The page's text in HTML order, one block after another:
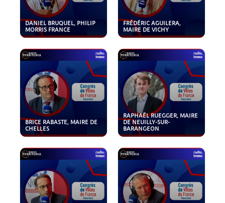
DANIEL BRUQUEL, PHILIP
MORRIS FRANCE
FRÉDÉRIC AGUILERA,
MAIRE DE VICHY
BRICE RABASTE, MAIRE DE
CHELLES
RAPHAËL RUEGGER, MAIRE
DE NEUILLY-SUR-
BARANGEON